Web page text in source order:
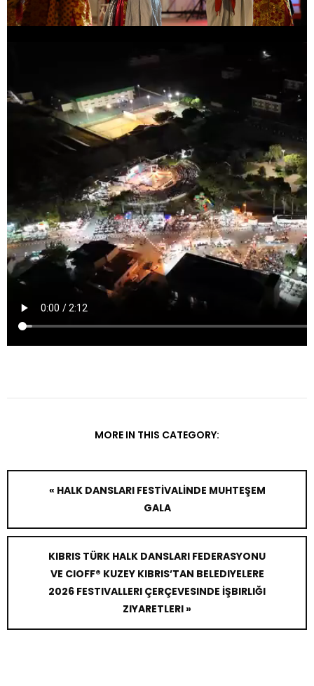
MORE IN THIS CATEGORY:
« HALK DANSLARI FESTİVALİNDE MUHTEŞEM
GALA
KIBRIS TÜRK HALK DANSLARI FEDERASYONU
VE CIOFF® KUZEY KIBRIS’TAN BELEDIYELERE
2026 FESTIVALLERI ÇERÇEVESINDE İŞBIRLIĞI
ZIYARETLERI »